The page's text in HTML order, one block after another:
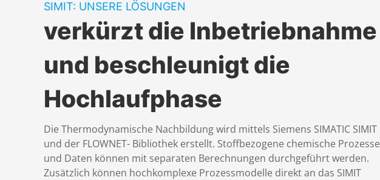
SIMIT: UNSERE LÖSUNGEN
verkürzt die Inbetriebnahme
und beschleunigt die
Hochlaufphase
Die Thermodynamische Nachbildung wird mittels Siemens SIMATIC SIMIT
und der FLOWNET- Bibliothek erstellt. Stoffbezogene chemische Prozesse
und Daten können mit separaten Berechnungen durchgeführt werden.
Zusätzlich können hochkomplexe Prozessmodelle direkt an das SIMIT